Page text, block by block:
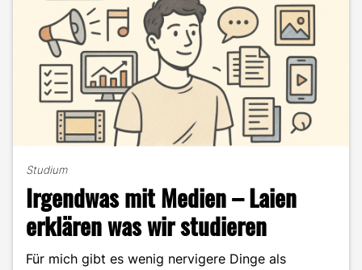
Studium
Irgendwas mit Medien – Laien
erklären was wir studieren
Für mich gibt es wenig nervigere Dinge als